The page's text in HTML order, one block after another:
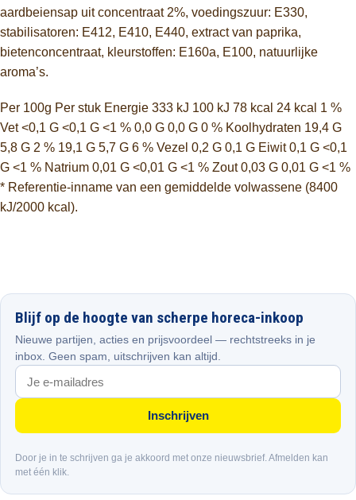
aardbeiensap uit concentraat 2%, voedingszuur: E330,
stabilisatoren: E412, E410, E440, extract van paprika,
bietenconcentraat, kleurstoffen: E160a, E100, natuurlijke
aroma’s.
Per 100g Per stuk Energie 333 kJ 100 kJ 78 kcal 24 kcal 1 %
Vet <0,1 G <0,1 G <1 % 0,0 G 0,0 G 0 % Koolhydraten 19,4 G
5,8 G 2 % 19,1 G 5,7 G 6 % Vezel 0,2 G 0,1 G Eiwit 0,1 G <0,1
G <1 % Natrium 0,01 G <0,01 G <1 % Zout 0,03 G 0,01 G <1 %
* Referentie-inname van een gemiddelde volwassene (8400
kJ/2000 kcal).
Blijf op de hoogte van scherpe horeca-inkoop
Nieuwe partijen, acties en prijsvoordeel — rechtstreeks in je
inbox. Geen spam, uitschrijven kan altijd.
Inschrijven
Door je in te schrijven ga je akkoord met onze nieuwsbrief. Afmelden kan
met één klik.